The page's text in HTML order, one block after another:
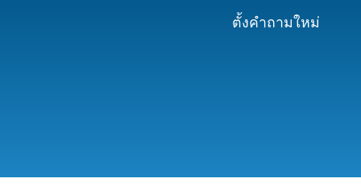
ตั้งคำถามใหม่